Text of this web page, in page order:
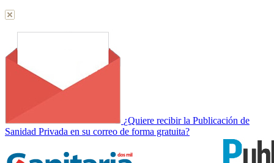
¿Quiere recibir la Publicación de
Sanidad Privada en su correo de forma gratuita?